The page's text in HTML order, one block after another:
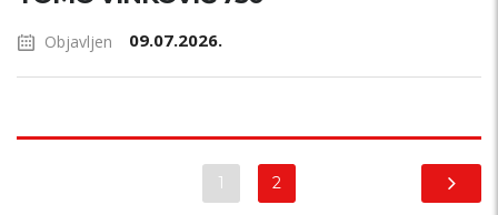
Objavljen 09.07.2026.
1 2